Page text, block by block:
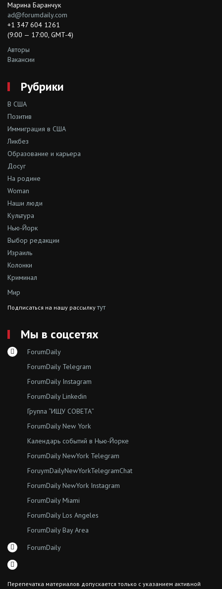
Марина Баранчук
ad@forumdaily.com
+1 347 604 1261
(9:00 — 17:00, GMT-4)
Авторы
Вакансии
Рубрики
В США
Позитив
Иммиграция в США
Ликбез
Образование и карьера
Досуг
На родине
Woman
Наши люди
Культура
Нью-Йорк
Выбор редакции
Израиль
Колонки
Криминал
Мир
Подписаться на нашу рассылкутут
Мы в соцсетях
ForumDaily
ForumDaily Telegram
ForumDaily Instagram
ForumDaily Linkedin
Группа “ИЩУ СОВЕТА”
ForumDaily New York
Календарь событий в Нью-Йорке
ForumDaily NewYork Telegram
ForuymDailyNewYorkTelegramChat
ForumDaily NewYork Instagram
ForumDaily Miami
ForumDaily Los Angeles
ForumDaily Bay Area
ForumDaily
Перепечатка материалов допускается только с указанием активной